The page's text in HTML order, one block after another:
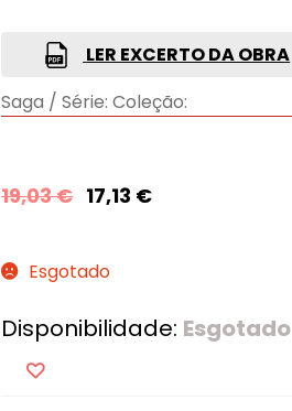
LER EXCERTO DA OBRA
Saga / Série: Coleção:
19,03€ 17,13 €
Esgotado
Disponibilidade: Esgotado